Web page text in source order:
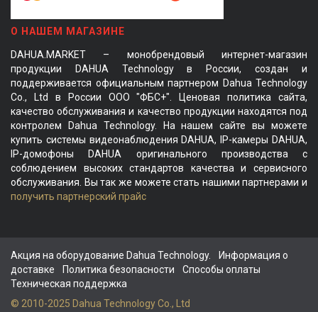
О НАШЕМ МАГАЗИНЕ
DAHUA.MARKET – монобрендовый интернет-магазин
продукции DAHUA Technology в России, создан и
поддерживается официальным партнером Dahua Technology
Co., Ltd в России ООО "ФБС+". Ценовая политика сайта,
качество обслуживания и качество продукции находятся под
контролем Dahua Technology. На нашем сайте вы можете
купить системы видеонаблюдения DAHUA, IP-камеры DAHUA,
IP-домофоны DAHUA оригинального производства с
соблюдением высоких стандартов качества и сервисного
обслуживания. Вы так же можете стать нашими партнерами и
получить партнерский прайс
Акция на оборудование Dahua Technology.
Информация о
доставке
Политика безопасности
Способы оплаты
Техническая поддержка
© 2010-2025 Dahua Technology Co., Ltd